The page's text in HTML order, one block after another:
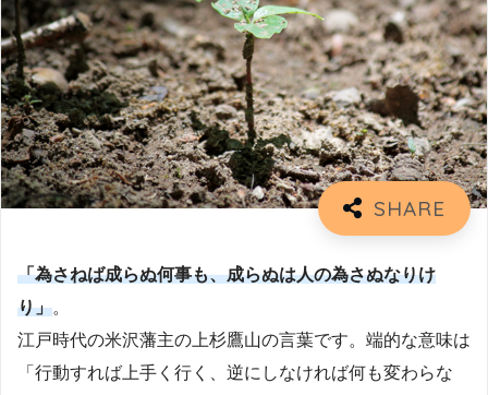
「為さねば成らぬ何事も、成らぬは人の為さぬなりけ
り」。
江戸時代の米沢藩主の上杉鷹山の言葉です。端的な意味は
「行動すれば上手く行く、逆にしなければ何も変わらな